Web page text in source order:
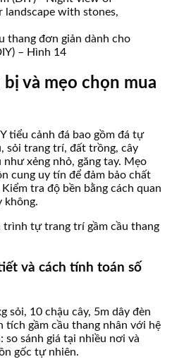
thang đơn giản dành cho
– Hình 14
và mẹo chọn mua
tiểu cảnh đá bao gồm đá tự
sỏi trang trí, đất trồng, cây
như xẻng nhỏ, găng tay. Mẹo
cung uy tín để đảm bảo chất
tra độ bền bằng cách quan
không.
trình tự trang trí gầm cầu thang
và cách tính toán số
sỏi, 10 chậu cây, 5m dây đèn
tích gầm cầu thang nhân với hệ
so sánh giá tại nhiều nơi và
gốc tự nhiên.